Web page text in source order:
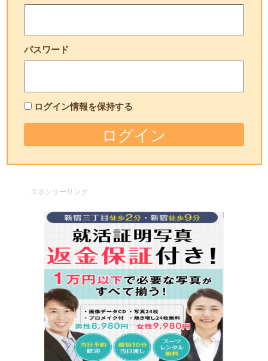
パスワード
ログイン情報を保持する
スポンサーリンク